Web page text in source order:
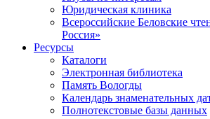
Юридическая клиника
Всероссийские Беловские
Россия»
Ресурсы
Каталоги
Электронная библиотека
Память Вологды
Календарь знаменательных
Полнотекстовые базы данных